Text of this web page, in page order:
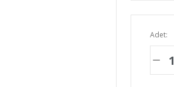
Adet: